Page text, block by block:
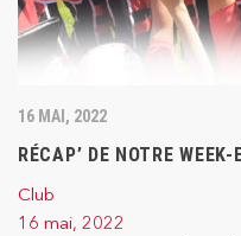
16 MAI, 2022
RÉCAP’ DE NOTRE WEEK-
Club
16 mai, 2022